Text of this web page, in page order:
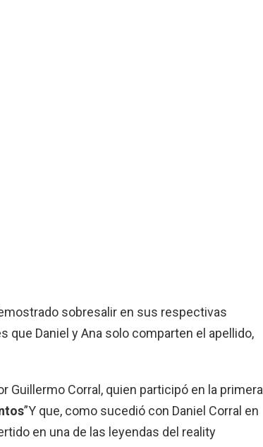
sobresalir en sus respectivas
Daniel y Ana solo comparten el apellido,
Guillermo Corral, quien participó en la primera
”Y que, como sucedió con Daniel Corral en
en una de las leyendas del reality